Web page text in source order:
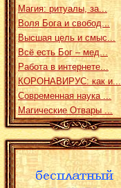
Магия: ритуалы, за...
Воля Бога и свобод...
Высшая цель и смыс...
Всё есть Бог – мед...
Работа в интернете...
КОРОНАВИРУС: как и...
Современная наука ...
Магические Отвары ...